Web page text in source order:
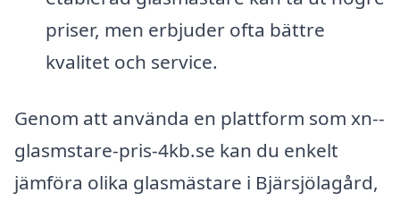
priser, men erbjuder ofta bättre
kvalitet och service.
Genom att använda en plattform som xn--
glasmstare-pris-4kb.se kan du enkelt
jämföra olika glasmästare i Bjärsjölagård,